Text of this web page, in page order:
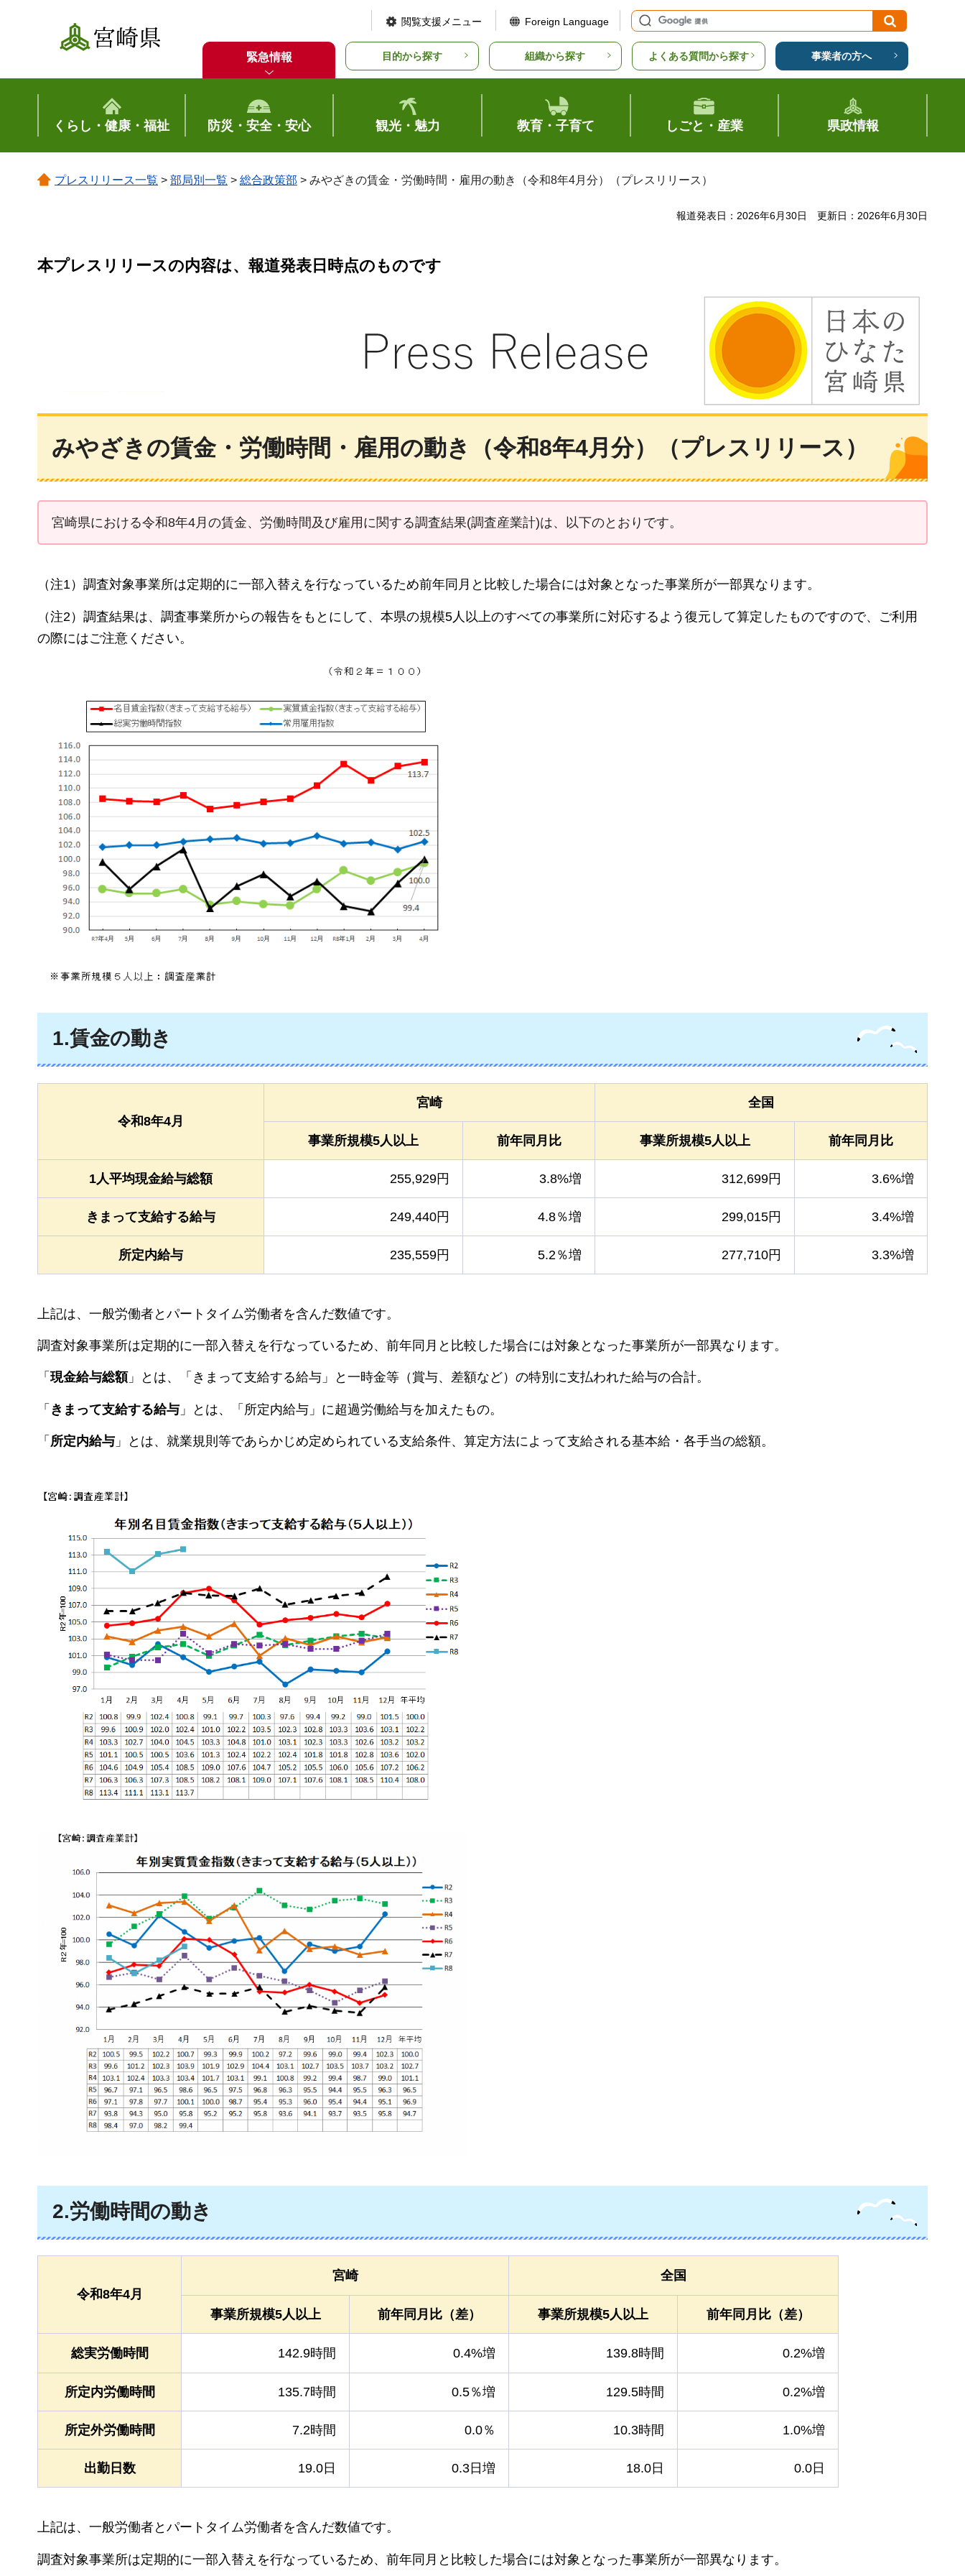
宮崎県
閲覧支援メニュー Foreign Language
緊急情報 目的から探す 組織から探す よくある質問から探す 事業者の方へ
くらし・健康・福祉 防災・安全・安心 観光・魅力 教育・子育て しごと・産業 県政情報
プレスリリース一覧 > 部局別一覧 > 総合政策部 > みやざきの賃金・労働時間・雇用の動き（令和8年4月分）（プレスリリース）
報道発表日：2026年6月30日 更新日：2026年6月30日
本プレスリリースの内容は、報道発表日時点のものです
みやざきの賃金・労働時間・雇用の動き（令和8年4月分）（プレスリリース）
宮崎県における令和8年4月の賃金、労働時間及び雇用に関する調査結果(調査産業計)は、以下のとおりです。
（注1）調査対象事業所は定期的に一部入替えを行なっているため前年同月と比較した場合には対象となった事業所が一部異なります。
（注2）調査結果は、調査事業所からの報告をもとにして、本県の規模5人以上のすべての事業所に対応するよう復元して算定したものですので、ご利用
の際にはご注意ください。
1.賃金の動き
令和8年4月
宮崎 全国
事業所規模5人以上 前年同月比 事業所規模5人以上 前年同月比
1人平均現金給与総額 255,929円 3.8%増 312,699円 3.6%増
きまって支給する給与 249,440円 4.8％増 299,015円 3.4%増
所定内給与 235,559円 5.2％増 277,710円 3.3%増
上記は、一般労働者とパートタイム労働者を含んだ数値です。
調査対象事業所は定期的に一部入替えを行なっているため、前年同月と比較した場合には対象となった事業所が一部異なります。
「 現金給与総額」とは、「きまって支給する給与」と一時金等（賞与、差額など）の特別に支払われた給与の合計。
「 きまって支給する給与 」とは、「所定内給与」に超過労働給与を加えたもの。
「 所定内給与 」とは、就業規則等であらかじめ定められている支給条件、算定方法によって支給される基本給・各手当の総額。
2.労働時間の動き
令和8年4月
宮崎 全国
事業所規模5人以上 前年同月比（差） 事業所規模5人以上 前年同月比（差）
総実労働時間 142.9時間 0.4%増 139.8時間 0.2%増
所定内労働時間 135.7時間 0.5％増 129.5時間 0.2%増
所定外労働時間 7.2時間 0.0％ 10.3時間 1.0%増
出勤日数 19.0日 0.3日増 18.0日 0.0日
上記は、一般労働者とパートタイム労働者を含んだ数値です。
調査対象事業所は定期的に一部入替えを行なっているため、前年同月と比較した場合には対象となった事業所が一部異なります。